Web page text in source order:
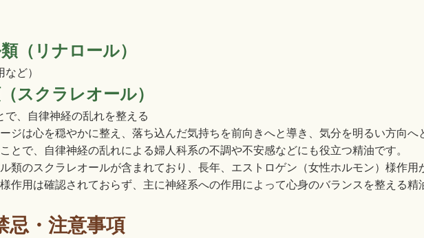
（リナロール）
ど）
スクラレオール）
、自律神経の乱れを整える
ジは心を穏やかに整え、落ち込んだ気持ちを前向きへと導き、気分を明るい方向へ
とで、自律神経の乱れによる婦人科系の不調や不安感などにも役立つ精油です。
類のスクラレオールが含まれており、長年、エストロゲン（女性ホルモン）様作用
作用は確認されておらず、主に神経系への作用によって心身のバランスを整える精
忌・注意事項